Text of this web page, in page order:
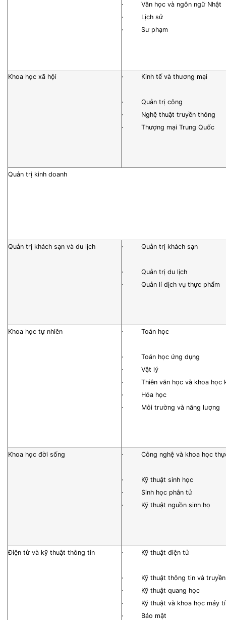
· Văn học và ngôn ngữ Nhật
· Lịch sử
· Sư phạm
Khoa học xã hội · Kinh tế và thương mại
· Quản trị công
· Nghệ thuật truyền thông
· Thượng mại Trung Quốc
Quản trị kinh doanh
Quản trị khách sạn và du lịch · Quản trị khách sạn
· Quản trị du lịch
· Quản lí dịch vụ thực phẩm
Khoa học tự nhiên · Toán học
· Toán học ứng dụng
· Vật lý
· Thiên văn học và khoa học
· Hóa học
· Môi trường và năng lượng
Khoa học đời sống · Công nghệ và khoa học
· Kỹ thuật sinh học
· Sinh học phân tử
· Kỹ thuật nguồn sinh họ
Điện tử và kỹ thuật thông tin · Kỹ thuật điện tử
· Kỹ thuật thông tin và truyền
· Kỹ thuật quang học
· Kỹ thuật và khoa học máy
· Bảo mật